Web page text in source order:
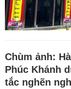
Chùm ảnh:
Phúc Khánh
tắc nghẽn